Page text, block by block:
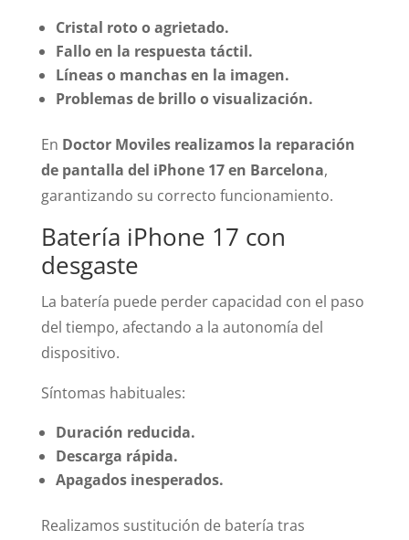
Cristal roto o agrietado.
Fallo en la respuesta táctil.
Líneas o manchas en la imagen.
Problemas de brillo o visualización.
En Doctor Moviles realizamos la reparación
de pantalla del iPhone 17 en Barcelona,
garantizando su correcto funcionamiento.
Batería iPhone 17 con
desgaste
La batería puede perder capacidad con el paso
del tiempo, afectando a la autonomía del
dispositivo.
Síntomas habituales:
Duración reducida.
Descarga rápida.
Apagados inesperados.
Realizamos sustitución de batería tras